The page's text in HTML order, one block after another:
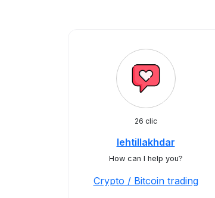
26 clic
lehtillakhdar
How can I help you?
Crypto / Bitcoin trading